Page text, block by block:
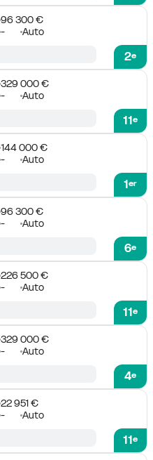
96 300 €
- Auto
2e
329 000 €
- Auto
11e
144 000 €
- Auto
1er
96 300 €
- Auto
6e
226 500 €
- Auto
11e
329 000 €
- Auto
4e
22 951 €
- Auto
11e